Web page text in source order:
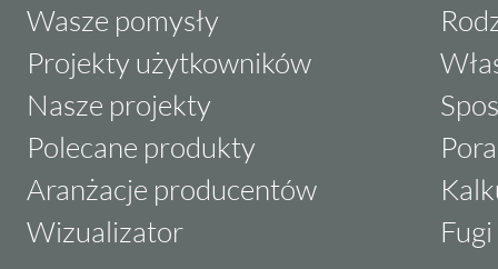
Wasze pomysły
Projekty użytkowników
Nasze projekty
Polecane produkty
Aranżacje producentów
Wizualizator